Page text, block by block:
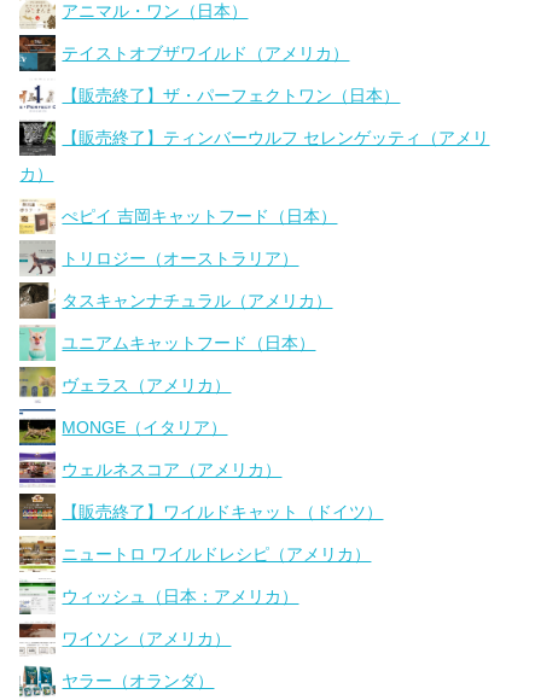
アニマル・ワン（日本）
テイストオブザワイルド（アメリカ）
【販売終了】ザ・パーフェクトワン（日本）
【販売終了】ティンバーウルフ セレンゲッティ（アメリ
カ）
ぺピイ 吉岡キャットフード（日本）
トリロジー（オーストラリア）
タスキャンナチュラル（アメリカ）
ユニアムキャットフード（日本）
ヴェラス（アメリカ）
MONGE（イタリア）
ウェルネスコア（アメリカ）
【販売終了】ワイルドキャット（ドイツ）
ニュートロ ワイルドレシピ（アメリカ）
ウィッシュ（日本：アメリカ）
ワイソン（アメリカ）
ヤラー（オランダ）